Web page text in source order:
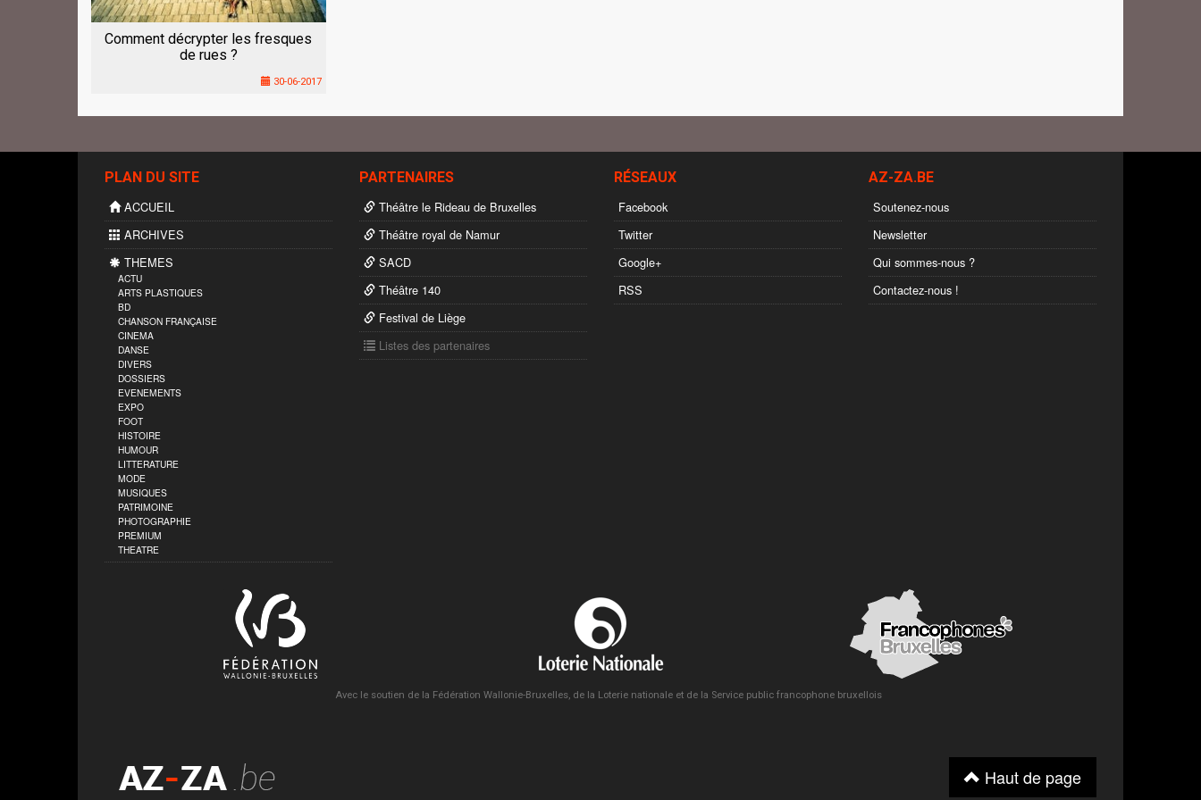
Comment décrypter les fresques
de rues ?
30-06-2017
PLAN DU SITE
ACCUEIL
ARCHIVES
THEMES
ACTU
ARTS PLASTIQUES
BD
CHANSON FRANÇAISE
CINEMA
DANSE
DIVERS
DOSSIERS
EVENEMENTS
EXPO
FOOT
HISTOIRE
HUMOUR
LITTERATURE
MODE
MUSIQUES
PATRIMOINE
PHOTOGRAPHIE
PREMIUM
THEATRE
PARTENAIRES
Théâtre le Rideau de Bruxelles
Théâtre royal de Namur
SACD
Théâtre 140
Festival de Liège
Listes des partenaires
RÉSEAUX
Facebook
Twitter
Google+
RSS
AZ-ZA.BE
Soutenez-nous
Newsletter
Qui sommes-nous ?
Contactez-nous !
Avec le soutien de la Fédération Wallonie-Bruxelles, de la Loterie nationale et de la Service public francophone bruxellois
Haut de page